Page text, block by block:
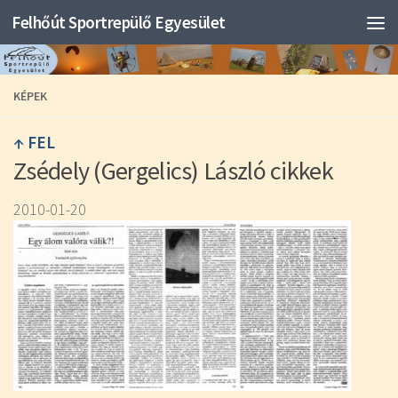
Felhőút Sportrepülő Egyesület
KÉPEK
↑ FEL
Zsédely (Gergelics) László cikkek
2010-01-20